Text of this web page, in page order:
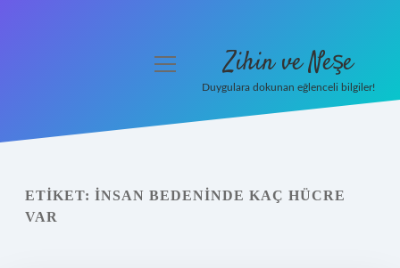
Yasal Uyarı
menüyü
Zihin ve Neşe
Duygulara dokunan eğlenceli bilgiler!
ETIKET: İNSAN BEDENINDE KAÇ HÜCRE
VAR